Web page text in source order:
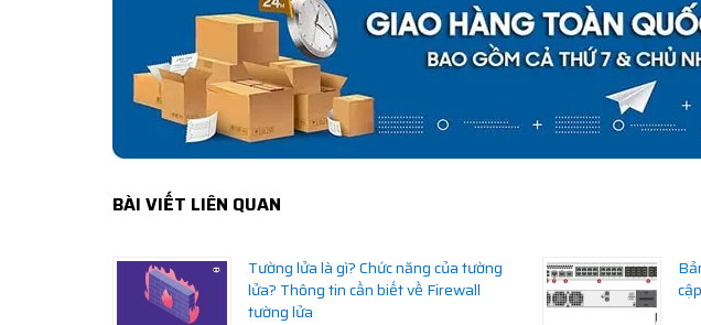
BÀI VIẾT LIÊN QUAN
Tường lửa là gì? Chức năng của tường
lửa? Thông tin cần biết về Firewall
tường lửa